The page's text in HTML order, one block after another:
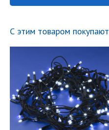
С этим товаром покупают